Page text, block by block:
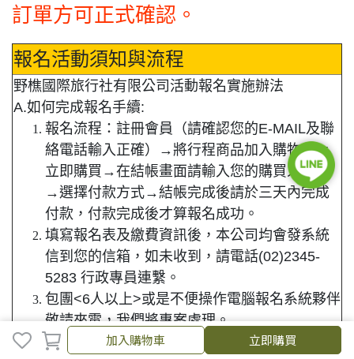
加入購物車 立即購買
訂單方可正式確認。
報名活動須知與流程
野樵國際旅行社有限公司活動報名實施辦法
A.如何完成報名手續:
報名流程： 註冊會員（請確認您的E-MAIL及聯
絡電話輸入正確）→將行程商品加入購物車or
立即購買→在結帳畫面請輸入您的購買人資訊
→選擇付款方式→結帳完成後請於三天內完成
付款，付款完成後才算報名成功。
填寫報名表及繳費資訊後，本公司均會發系統
信到您的信箱，如未收到，請電話(02)2345-
5283 行政專員連繫。
包團<6人以上>或是不便操作電腦報名系統夥伴
敬請來電，我們將專案處理。
報名繳費資訊：